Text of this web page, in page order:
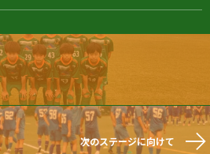
次のステージに向けて